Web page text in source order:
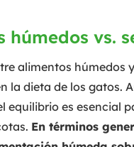
húmedos vs.
alimentos húmedos
la dieta de los gatos.
equilibrio es esencial
En términos